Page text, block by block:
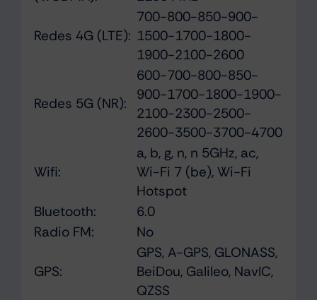
Redes 4G (LTE):
700-800-850-900-
1500-1700-1800-
1900-2100-2600
Redes 5G (NR):
600-700-800-850-
900-1700-1800-1900-
2100-2300-2500-
2600-3500-3700-4700
Wifi:
a, b, g, n, n 5GHz, ac,
Wi-Fi 7 (be), Wi-Fi
Hotspot
Bluetooth:
6.0
Radio FM:
No
GPS:
GPS, A-GPS, GLONASS,
BeiDou, Galileo, NavIC,
QZSS